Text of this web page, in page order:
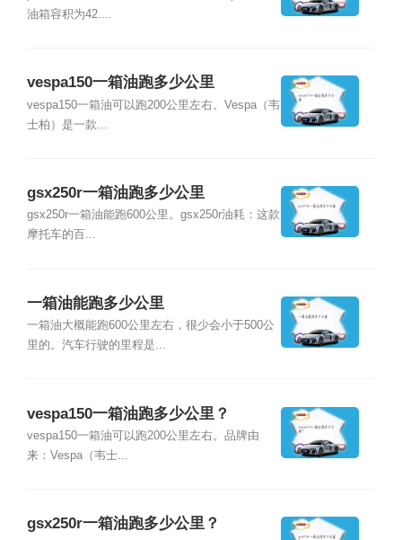
油箱容积为42....
vespa150一箱油跑多少公里
vespa150一箱油可以跑200公里左右。Vespa（韦
士柏）是一款...
gsx250r一箱油跑多少公里
gsx250r一箱油能跑600公里。gsx250r油耗：这款
摩托车的百...
一箱油能跑多少公里
一箱油大概能跑600公里左右，很少会小于500公
里的。汽车行驶的里程是...
vespa150一箱油跑多少公里？
vespa150一箱油可以跑200公里左右。品牌由
来：Vespa（韦士...
gsx250r一箱油跑多少公里？